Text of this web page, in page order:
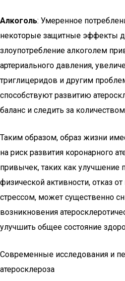
Алкоголь: Умеренное
некоторые защитные эффекты
злоупотребление алкоголем
артериального давления,
триглицеридов и другим
способствуют развитию
баланс и следить за
Таким образом, образ жизни
на риск развития коронарного
привычек, таких как улучшение
физической активности, отказ
стрессом, может существенно
возникновения
улучшить общее состояние
Современные исследования и
атеросклероза